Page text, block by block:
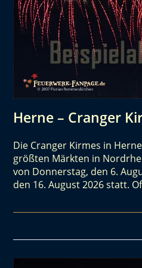
Herne – Cranger
Die Cranger Kirmes in
größten Märkten in
von Donnerstag, den 6.
den 16. August 2026 statt.